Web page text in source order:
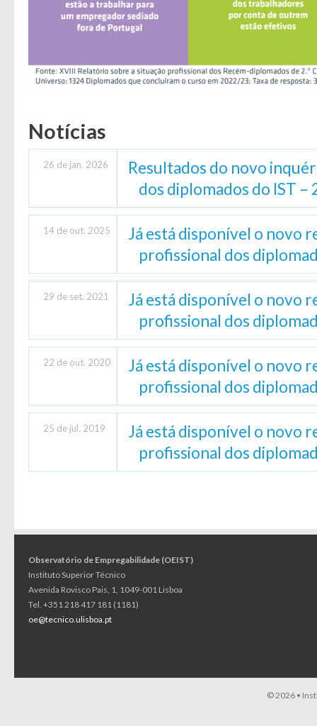
Notícias
26 de jan. 2026
Resultados do novo
dos diplomados do IST –
14 de out. 2025
Já está disponível o novo
profissional dos
29 de set. 2021
Já está disponível o novo
profissional dos
22 de out. 2020
Já está disponível o novo
profissional dos
25 de jul. 2019
Já está disponível o novo
profissional dos
Observatório de Empregabilidade (OEIST)
Instituto Superior Técnico
Avenida Rovisco Pais, 1, 1049-001 Lisboa
Tel. +351 218 417 181 (1181)
oe@tecnico.ulisboa.pt
© 2026 •